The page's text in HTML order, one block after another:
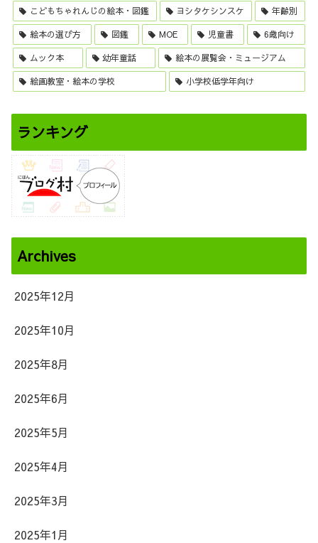
こどもちゃれんじの絵本・図鑑 ヨシタケシンスケ 年齢別
絵本の選び方 図鑑 MOE 児童書 6歳向け
ムック本 幼年童話 絵本の展覧会・ミュージアム
絵画教室・絵本の学校 小学校低学年向け
ランキング
Archives
2025年12月
2025年10月
2025年8月
2025年6月
2025年5月
2025年4月
2025年3月
2025年1月